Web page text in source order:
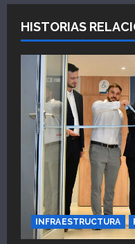
c
i
n
HISTORIAS
INFRAESTRUCTURA